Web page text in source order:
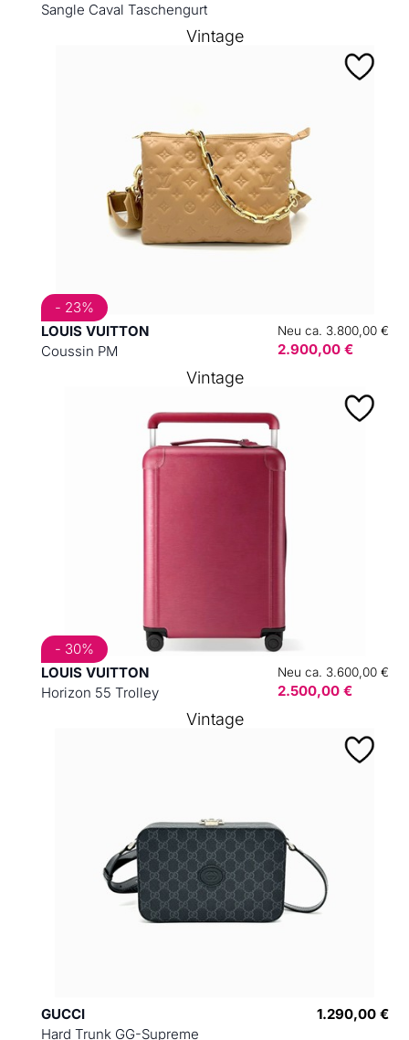
Sangle Caval Taschengurt
LOUIS VUITTON
Coussin PM
Neu ca. 3.800,00 €
2.900,00 €
- 23%
Vintage
LOUIS VUITTON
Horizon 55 Trolley
Neu ca. 3.600,00 €
2.500,00 €
- 30%
Vintage
GUCCI
Hard Trunk GG-Supreme
1.290,00 €
Vintage